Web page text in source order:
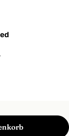
Dreieck